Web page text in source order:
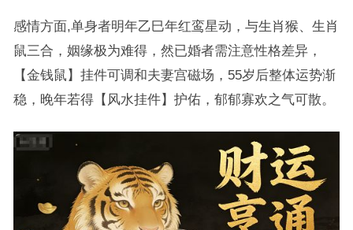
感情方面,单身者明年乙巳年红鸾星动，与生肖猴、生肖
鼠三合，姻缘极为难得，然已婚者需注意性格差异，
【金钱鼠】挂件可调和夫妻宫磁场，55岁后整体运势渐
稳，晚年若得【风水挂件】护佑，郁郁寡欢之气可散。